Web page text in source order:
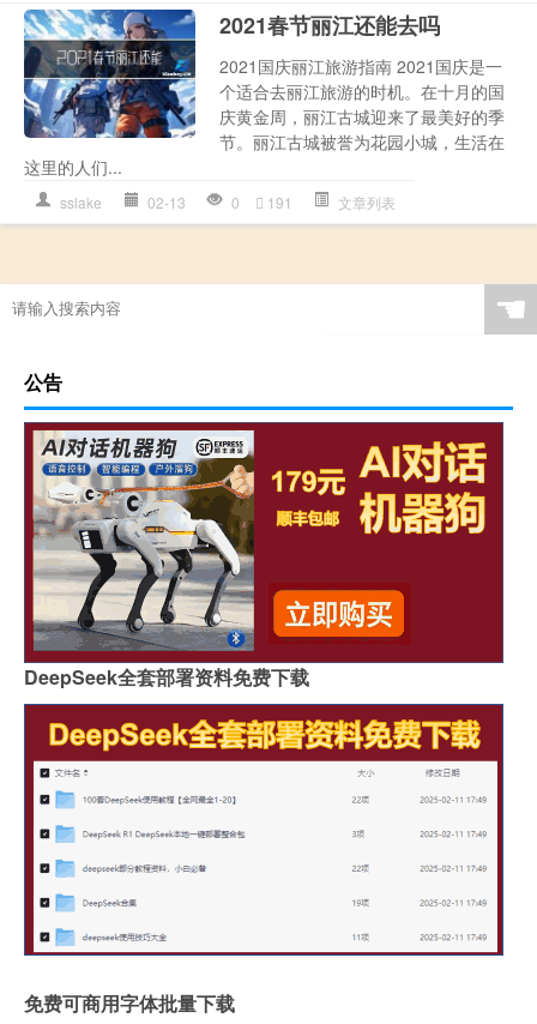
2021春节丽江还能去吗
2021国庆丽江旅游指南 2021国庆是一
个适合去丽江旅游的时机。在十月的国
庆黄金周，丽江古城迎来了最美好的季
节。丽江古城被誉为花园小城，生活在
这里的人们...
sslake 02-13 0 191 文章列表
☚
公告
DeepSeek全套部署资料免费下载
免费可商用字体批量下载